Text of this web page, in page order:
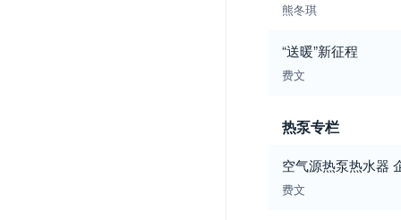
熊冬琪
“送暖”新征程
费文
热泵专栏
空气源热泵热水器
费文